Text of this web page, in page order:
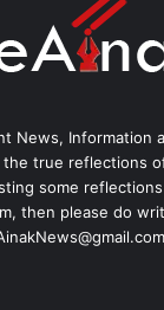
News, Information
the true reflections
some
then please do